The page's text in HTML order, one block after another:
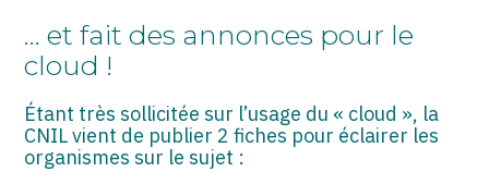
… et fait des annonces pour le
cloud !
Étant très sollicitée sur l’usage du « cloud », la
CNIL vient de publier 2 fiches pour éclairer les
organismes sur le sujet :